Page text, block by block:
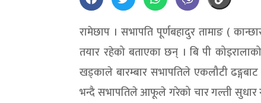
रामेछाप । सभापति पूर्णबहादुर तामाङ (
तयार रहेको बताएका छन् । बि पी
खड्काले बारम्बार सभापतिले एकलौटी
भन्दै सभापतिले आफूले गरेको चार गल्ती